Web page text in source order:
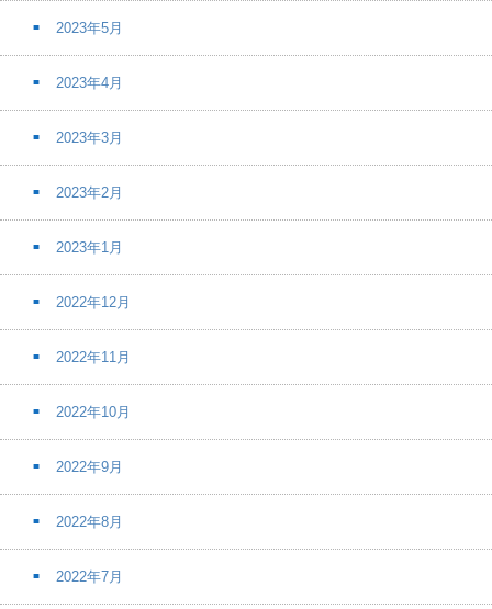
2023年5月
2023年4月
2023年3月
2023年2月
2023年1月
2022年12月
2022年11月
2022年10月
2022年9月
2022年8月
2022年7月